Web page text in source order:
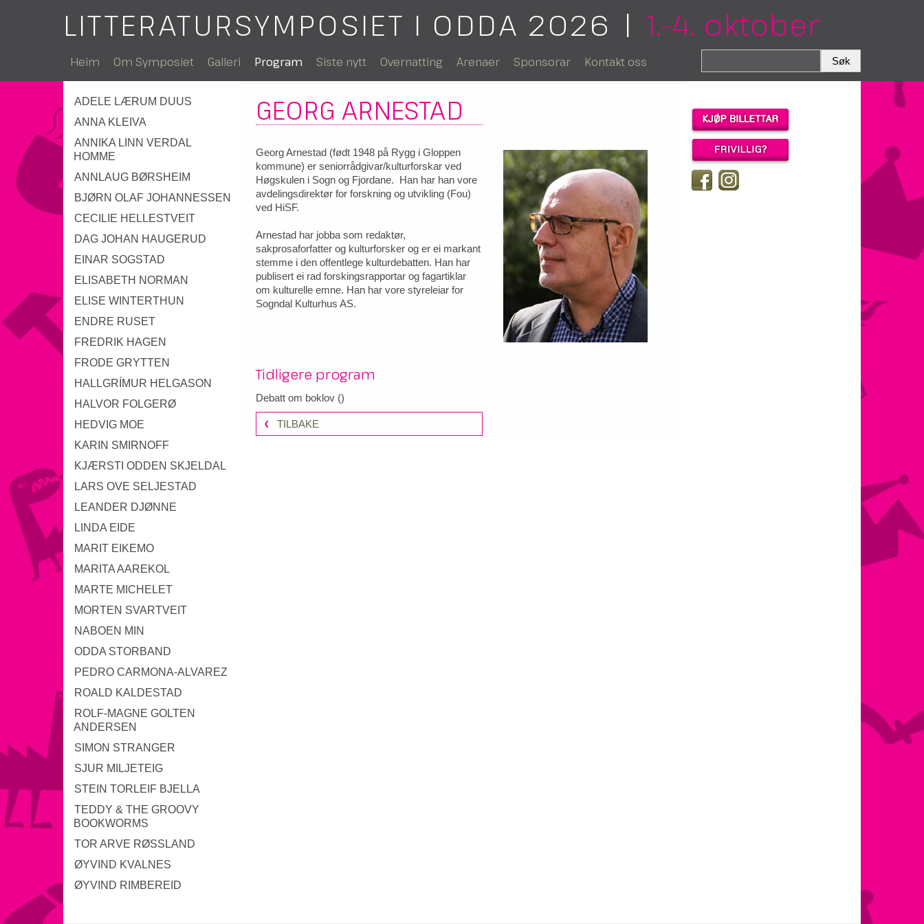
LITTERATURSYMPOSIET I ODDA 2026 | 1.–4. oktober
Heim Om Symposiet Galleri Program Siste nytt Overnatting Arenaer Sponsorar Kontakt oss
ADELE LÆRUM DUUS
ANNA KLEIVA
ANNIKA LINN VERDAL
HOMME
ANNLAUG BØRSHEIM
BJØRN OLAF JOHANNESSEN
CECILIE HELLESTVEIT
DAG JOHAN HAUGERUD
EINAR SOGSTAD
ELISABETH NORMAN
ELISE WINTERTHUN
ENDRE RUSET
FREDRIK HAGEN
FRODE GRYTTEN
HALLGRÍMUR HELGASON
HALVOR FOLGERØ
HEDVIG MOE
KARIN SMIRNOFF
KJÆRSTI ODDEN SKJELDAL
LARS OVE SELJESTAD
LEANDER DJØNNE
LINDA EIDE
MARIT EIKEMO
MARITA AAREKOL
MARTE MICHELET
MORTEN SVARTVEIT
NABOEN MIN
ODDA STORBAND
PEDRO CARMONA-ALVAREZ
ROALD KALDESTAD
ROLF-MAGNE GOLTEN
ANDERSEN
SIMON STRANGER
SJUR MILJETEIG
STEIN TORLEIF BJELLA
TEDDY & THE GROOVY
BOOKWORMS
TOR ARVE RØSSLAND
ØYVIND KVALNES
ØYVIND RIMBEREID
GEORG ARNESTAD
Georg Arnestad (født 1948 på Rygg i Gloppen
kommune) er seniorrådgivar/kulturforskar ved
Høgskulen i Sogn og Fjordane. Han har han vore
avdelingsdirektør for forskning og utvikling (Fou)
ved HiSF.
Arnestad har jobba som redaktør,
sakprosaforfatter og kulturforsker og er ei markant
stemme i den offentlege kulturdebatten. Han har
publisert ei rad forskingsrapportar og fagartiklar
om kulturelle emne. Han har vore styreleiar for
Sogndal Kulturhus AS.
Tidligere program
Debatt om boklov ()
TILBAKE